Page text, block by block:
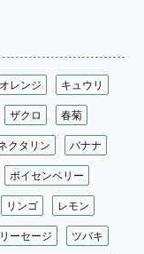
オレンジ キュウリ
ザクロ 春菊
クタリン バナナ
ボイセンベリー
リンゴ レモン
ーセージ ツバキ